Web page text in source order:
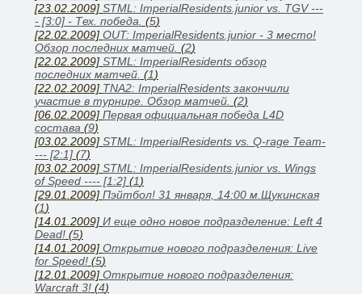
[23.02.2009] STML: ImperialResidents.junior vs. TGV ---
- [3:0] - Тех. победа. (5)
[22.02.2009] OUT: ImperialResidents.junior - 3 место!
Обзор последних матчей. (2)
[22.02.2009] STML: ImperialResidents обзор
последних матчей. (1)
[22.02.2009] TNA2: ImperialResidents закончили
участие в турнире. Обзор матчей. (2)
[06.02.2009] Первая официальная победа L4D
состава (9)
[03.02.2009] STML: ImperialResidents vs. Q-rage Team-
--- [2:1] (7)
[03.02.2009] STML: ImperialResidents.junior vs. Wings
of Speed ---- [1:2] (1)
[29.01.2009] Пэйтбол! 31 января, 14:00 м.Щукинская
(1)
[14.01.2009] И еще одно новое подразделение: Left 4
Dead! (5)
[14.01.2009] Открытие нового подразделения: Live
for Speed! (5)
[12.01.2009] Открытие нового подразделения:
Warcraft 3! (4)